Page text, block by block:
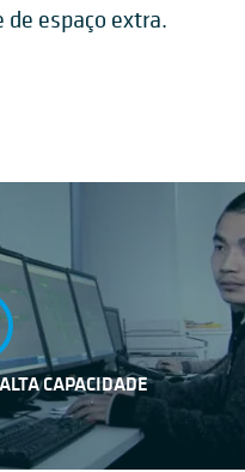
espaço extra.
CAPACIDADE